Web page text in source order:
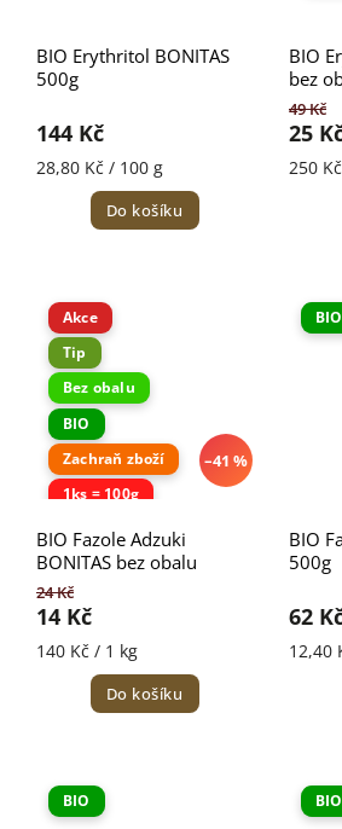
BIO Erythritol BONITAS
500g
144 Kč
28,80 Kč / 100 g
Do košíku
BIO
bez
49 Kč
25
250
Akce
Tip
Bez obalu
BIO
Zachraň zboží
1ks = 100g
–41 %
BIO Fazole Adzuki
BONITAS bez obalu
24 Kč
14 Kč
140 Kč / 1 kg
Do košíku
BIO
BIO
500g
62
12,40
BIO BIO